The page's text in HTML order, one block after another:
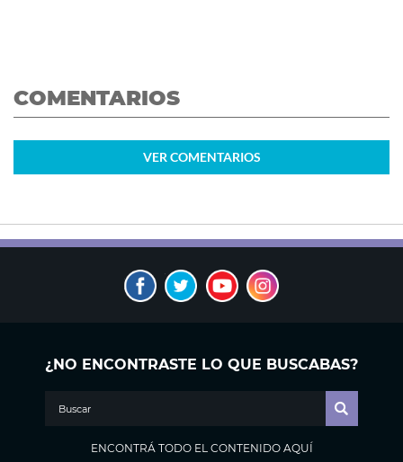
COMENTARIOS
VER COMENTARIOS
¿NO ENCONTRASTE LO QUE BUSCABAS?
ENCONTRÁ TODO EL CONTENIDO AQUÍ